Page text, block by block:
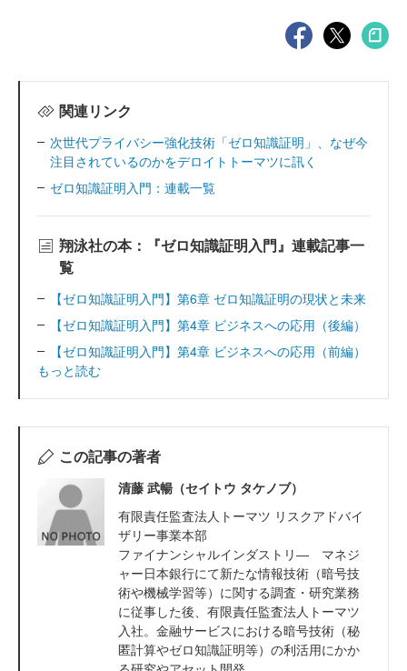
関連リンク
次世代プライバシー強化技術「ゼロ知識証明」、なぜ今
注目されているのかをデロイトトーマツに訊く
ゼロ知識証明入門：連載一覧
翔泳社の本：『ゼロ知識証明入門』連載記事一
覧
【ゼロ知識証明入門】第6章 ゼロ知識証明の現状と未来
【ゼロ知識証明入門】第4章 ビジネスへの応用（後編）
【ゼロ知識証明入門】第4章 ビジネスへの応用（前編）
もっと読む
この記事の著者
清藤 武暢（セイトウ タケノブ）
有限責任監査法人トーマツ リスクアドバイ
ザリー事業本部
ファイナンシャルインダストリ― マネジ
ャー日本銀行にて新たな情報技術（暗号技
術や機械学習等）に関する調査・研究業務
に従事した後、有限責任監査法人トーマツ
入社。金融サービスにおける暗号技術（秘
匿計算やゼロ知識証明等）の利活用にかか